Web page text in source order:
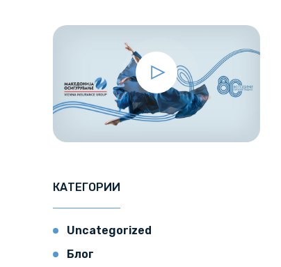
КАТЕГОРИИ
Uncategorized
Блог